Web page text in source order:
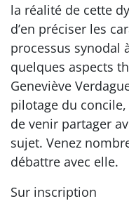
la réalité de cette
d’en préciser les
processus synodal
quelques aspects
Geneviève
pilotage du
de venir partager
sujet. Venez
débattre avec elle.
Sur inscription